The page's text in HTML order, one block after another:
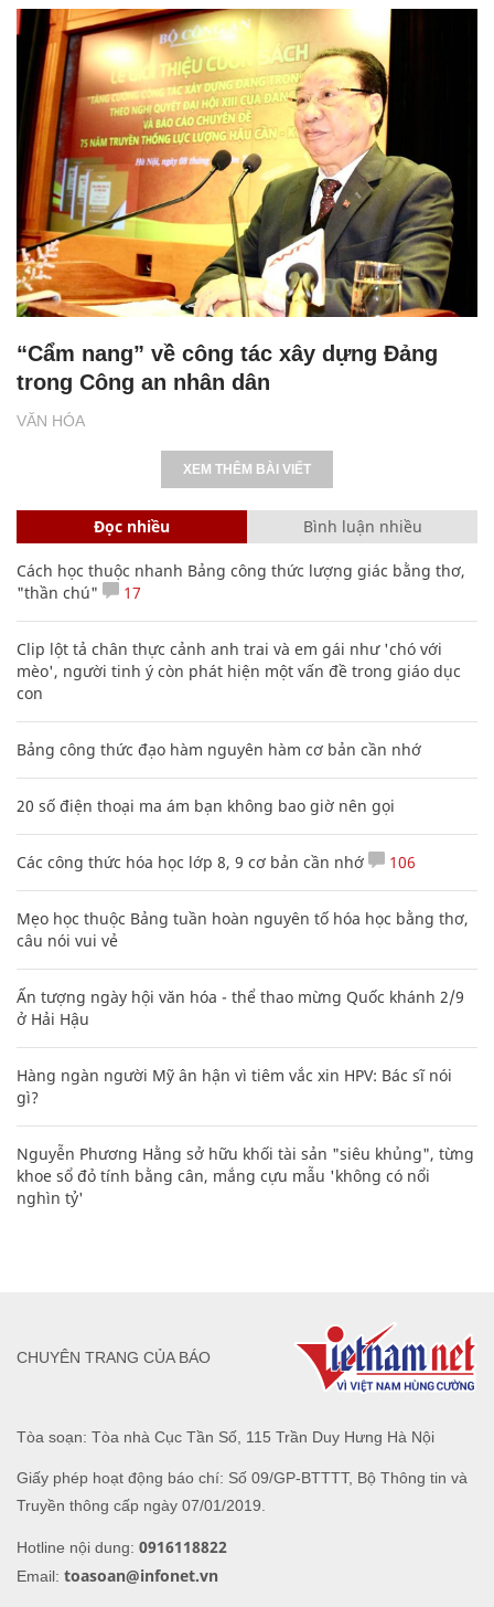
VĂN HÓA
“Cẩm nang” về công tác xây dựng Đảng
trong Công an nhân dân
XEM THÊM BÀI VIẾT
Đọc nhiều Bình luận nhiều
Cách học thuộc nhanh Bảng công thức lượng giác bằng thơ,
"thần chú"
17
Clip lột tả chân thực cảnh anh trai và em gái như 'chó với
mèo', người tinh ý còn phát hiện một vấn đề trong giáo dục
con
Bảng công thức đạo hàm nguyên hàm cơ bản cần nhớ
20 số điện thoại ma ám bạn không bao giờ nên gọi
Các công thức hóa học lớp 8, 9 cơ bản cần nhớ 106
Mẹo học thuộc Bảng tuần hoàn nguyên tố hóa học bằng thơ,
câu nói vui vẻ
Ấn tượng ngày hội văn hóa - thể thao mừng Quốc khánh 2/9
ở Hải Hậu
Hàng ngàn người Mỹ ân hận vì tiêm vắc xin HPV: Bác sĩ nói
gì?
Nguyễn Phương Hằng sở hữu khối tài sản "siêu khủng", từng
khoe sổ đỏ tính bằng cân, mắng cựu mẫu 'không có nổi
nghìn tỷ'
Tòa soạn: Tòa nhà Cục Tần Số, 115 Trần Duy Hưng Hà Nội
Giấy phép hoạt động báo chí: Số 09/GP-BTTTT, Bộ Thông tin và
Truyền thông cấp ngày 07/01/2019.
Hotline nội dung: 0916118822
Email: toasoan@infonet.vn
CHUYÊN TRANG CỦA BÁO